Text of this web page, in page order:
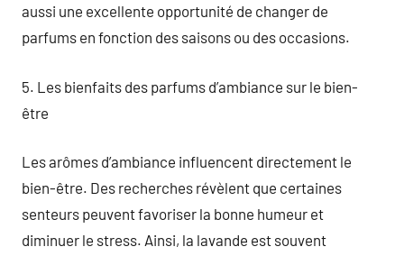
aussi une excellente opportunité de changer de
parfums en fonction des saisons ou des occasions.
5. Les bienfaits des parfums d’ambiance sur le bien-
être
Les arômes d’ambiance influencent directement le
bien-être. Des recherches révèlent que certaines
senteurs peuvent favoriser la bonne humeur et
diminuer le stress. Ainsi, la lavande est souvent